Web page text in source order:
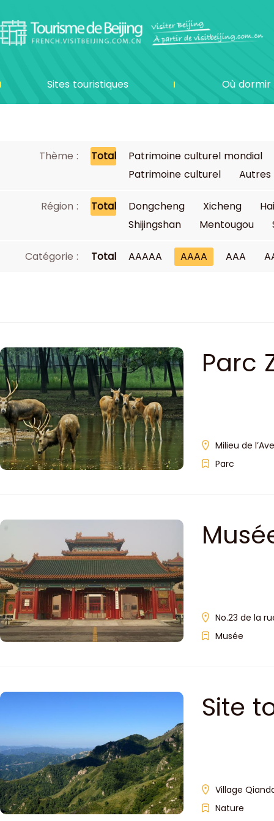
Sites touristiques Où dormir
Thème : Total
Patrimoine culturel mondial
Patrimoine culturel
Autres
Région : Total Dongcheng Xicheng
Shijingshan
Mentougou
Catégorie : Total AAAAA AAAA AAA
Parc
Milieu de
Parc
No.23 de la
Musée
Site
Village
Nature